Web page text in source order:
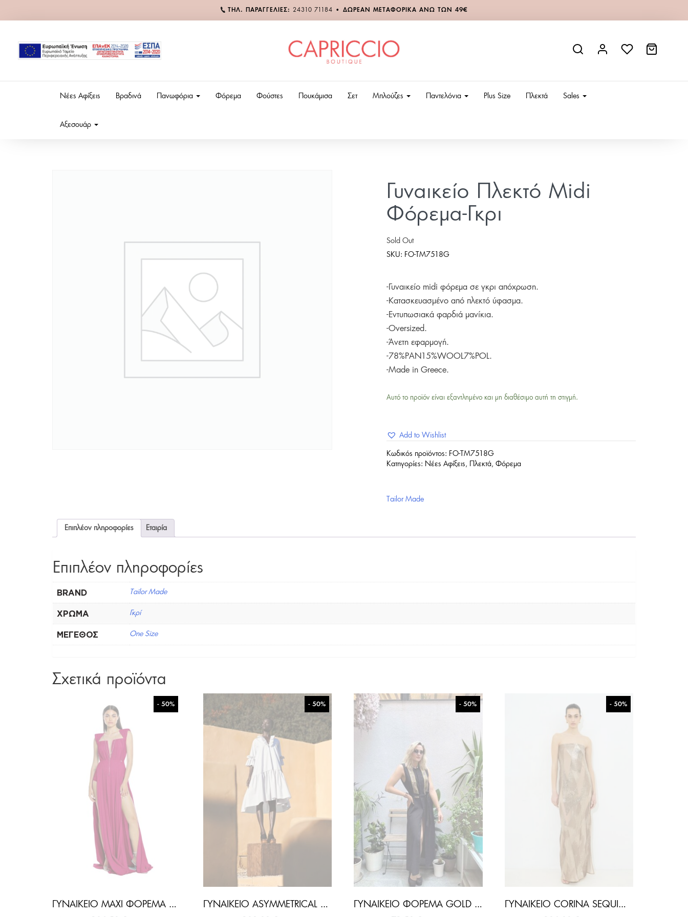
ΤΗΛ. ΠΑΡΑΓΓΕΛΙΕΣ: 24310 71184 • ΔΩΡΕΑΝ ΜΕΤΑΦΟΡΙΚΑ ΑΝΩ ΤΩΝ 49€
Νέες Αφίξεις Βραδινά Πανωφόρια Φόρεμα Φούστες Πουκάμισα Σετ Μπλούζες Παντελόνια Plus Size Πλεκτά Sales
Αξεσουάρ
Γυναικείο Πλεκτό Midi
Φόρεμα-Γκρι
Sold Out
SKU: FO-TM7518G
-Γυναικείο midi φόρεμα σε γκρι απόχρωση.
-Κατασκευασμένο από πλεκτό ύφασμα.
-Εντυπωσιακά φαρδιά μανίκια.
-Oversized.
-Άνετη εφαρμογή.
-78%PAN15%WOOL7%POL.
-Made in Greece.
Αυτό το προϊόν είναι εξαντλημένο και μη διαθέσιμο αυτή τη στιγμή.
Add to Wishlist
Κωδικός προϊόντος: FO-TM7518G
Κατηγορίες: Νέες Αφίξεις, Πλεκτά, Φόρεμα
Tailor Made
Επιπλέον πληροφορίες Εταιρία
Επιπλέον πληροφορίες
BRAND Tailor Made
ΧΡΏΜΑ Γκρί
ΜΈΓΕΘΟΣ One Size
Σχετικά προϊόντα
- 50%
ΓΥΝΑΙΚΕΊΟ MAXI ΦΌΡΕΜΑ DEVI-ΦΟΎΞΙΑ
- 50%
ΓΥΝΑΙΚΕΊΟ ASYMMETRICAL ΦΌΡΕΜΑ-ΓΚΡΙ
- 50%
ΓΥΝΑΙΚΕΊΟ ΦΌΡΕΜΑ GOLD DETAILED-ΜΑΎΡΟ
- 50%
ΓΥΝΑΙΚΕΊΟ CORINA SEQUIN STRAPLESS ΦΌΡΕΜΑ-ΜΠΕΖ